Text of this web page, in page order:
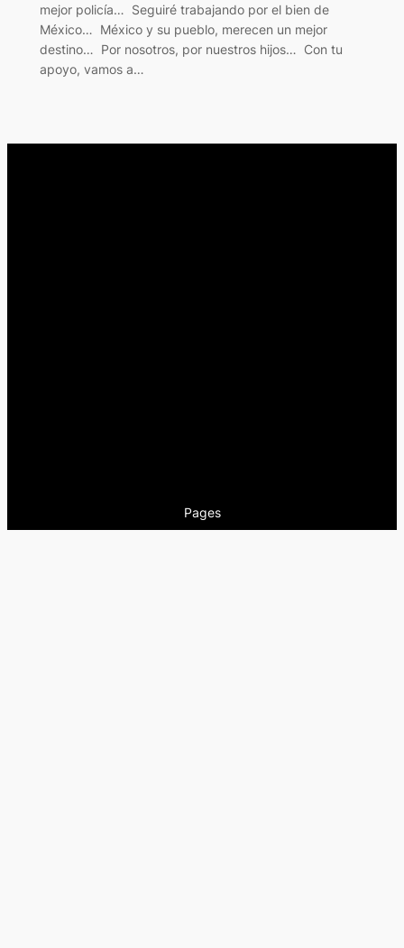
mejor policía… Seguiré trabajando por el bien de
México… México y su pueblo, merecen un mejor
destino… Por nosotros, por nuestros hijos… Con tu
apoyo, vamos a…
Pages